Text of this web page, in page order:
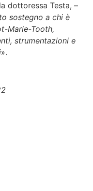
dottoressa Testa, –
sostegno a chi è
Marie-Tooth,
strumentazioni e
».